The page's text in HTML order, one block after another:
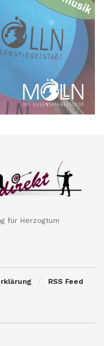
für Herzogtum
RSS Feed